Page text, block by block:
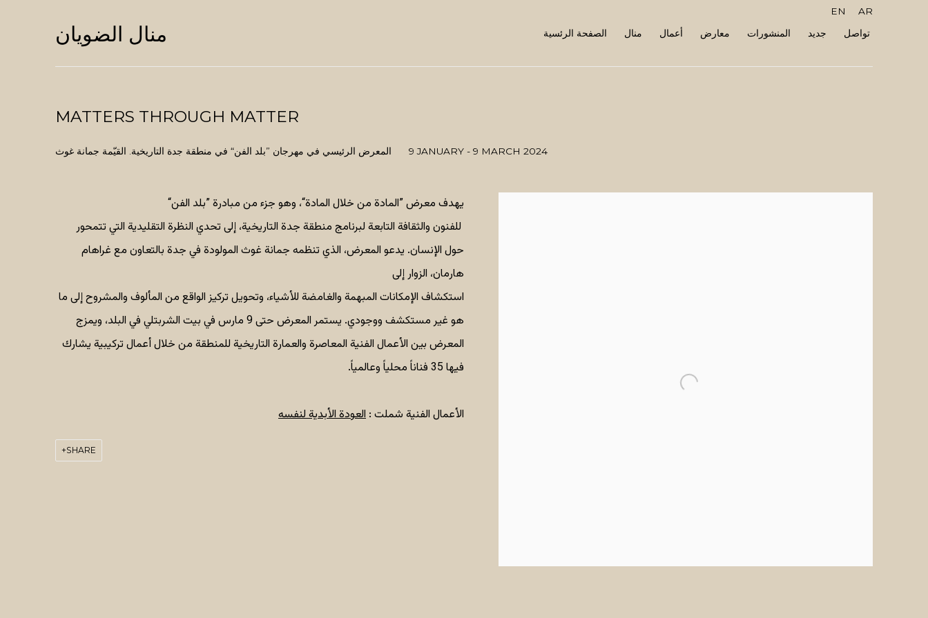
منال الضويان الصفحة الرئسية منال أعمال معارض المنشورات جديد تواصل
EN AR
MATTERS THROUGH MATTER
المعرض الرئيسي في مهرجان ”بلد الفن“ في منطقة جدة التاريخية. القيّمة جمانة غوث 9 JANUARY - 9 MARCH 2024
يهدف معرض ”المادة من خلال المادة“، وهو جزء من مبادرة ”بلد الفن“
للفنون والثقافة التابعة لبرنامج منطقة جدة التاريخية، إلى تحدي النظرة التقليدية التي تتمحور
حول الإنسان. يدعو المعرض، الذي تنظمه جمانة غوث المولودة في جدة بالتعاون مع غراهام
هارمان، الزوار إلى
استكشاف الإمكانات المبهمة والغامضة للأشياء، وتحويل تركيز الواقع من المألوف والمشروح إلى ما
هو غير مستكشف ووجودي. يستمر المعرض حتى 9 مارس في بيت الشربتلي في البلد، ويمزج
المعرض بين الأعمال الفنية المعاصرة والعمارة التاريخية للمنطقة من خلال أعمال تركيبية يشارك
فيها 35 فناناً محلياً وعالمياً.
الأعمال الفنية شملت : العودة الأبدية لنفسه
SHARE